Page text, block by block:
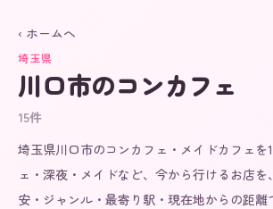
‹ ホームへ
埼玉県
川口市のコンカフェ
15件
埼玉県川口市のコンカフェ・メイドカフェを
ェ・深夜・メイドなど、今から行けるお店を
安・ジャンル・最寄り駅・現在地からの距